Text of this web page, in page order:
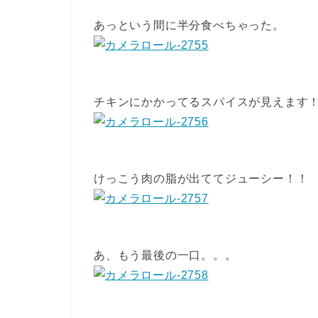
あっという間に半分食べちゃった。
チキンにかかってるスパイスが見えます
けっこう肉の脂が出ててジューシー！！
あ、もう最後の一口。。。